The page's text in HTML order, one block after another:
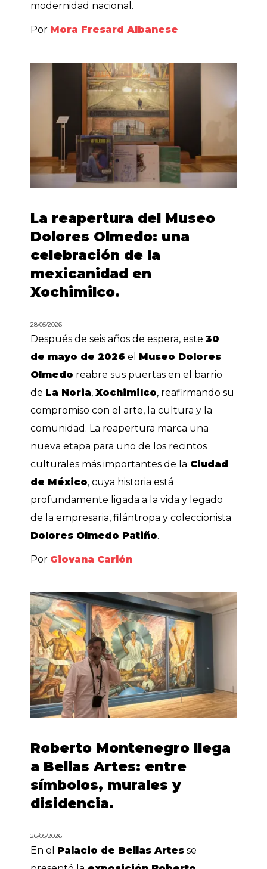
modernidad nacional.
Por Mora Fresard Albanese
La reapertura del Museo
Dolores Olmedo: una
celebración de la
mexicanidad en
Xochimilco.
28/05/2026
Después de seis años de espera, este30
de mayo de 2026 el Museo Dolores
Olmedo reabre sus puertas en el barrio
de La Noria,Xochimilco, reafirmando su
compromiso con el arte, la cultura y la
comunidad. La reapertura marca una
nueva etapa para uno de los recintos
culturales más importantes de la Ciudad
de México, cuya historia está
profundamente ligada a la vida y legado
de la empresaria, filántropa y coleccionista
Dolores Olmedo Patiño.
Por Giovana Carlón
Roberto Montenegro llega
a Bellas Artes: entre
símbolos, murales y
disidencia.
26/05/2026
En el Palacio de Bellas Artes se